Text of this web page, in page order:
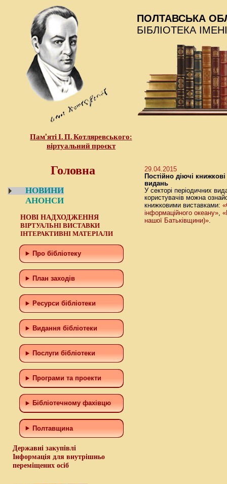
Пам’яті І. П. Котляревського:
віртуальний проєкт
ПОЛТАВСЬКА
БІБЛІОТЕКА
Головна
НОВИНИ
АНОНСИ
НОВІ НАДХОДЖЕННЯ
ВІРТУАЛЬНІ ВИСТАВКИ
ІНТЕРАКТИВНІ МАТЕРІАЛИ
Про бібліотеку
План заходів
Ресурси бібліотеки
Видання бібліотеки
Послуги бібліотеки
Програми та проекти
Бiблiотечному фахiвцю
Полтавщина
Державні закупівлі
Інформація для внутрішньо
переміщених осіб
29.04.2015
Постійно діючі
видань
У секторі періодичних
користувачів можна
книжковими виставками:
інформаційного океану»,
нашої Батьківщини)».